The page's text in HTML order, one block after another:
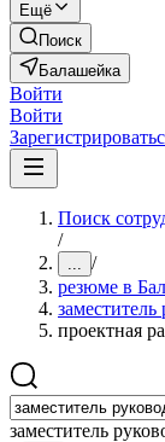
Ещё
Поиск
Балашейка
Войти
Войти
Поиск
/
... /
резюме в
проектная
заместитель